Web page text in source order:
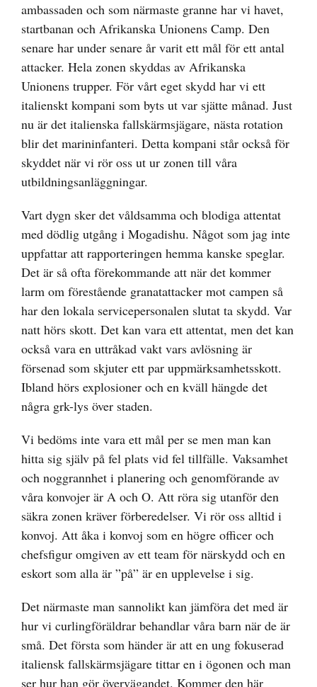
ambassaden och som närmaste granne har vi havet,
startbanan och Afrikanska Unionens Camp. Den
senare har under senare år varit ett mål för ett antal
attacker. Hela zonen skyddas av Afrikanska
Unionens trupper. För vårt eget skydd har vi ett
italienskt kompani som byts ut var sjätte månad. Just
nu är det italienska fallskärmsjägare, nästa rotation
blir det marininfanteri. Detta kompani står också för
skyddet när vi rör oss ut ur zonen till våra
utbildningsanläggningar.
Vart dygn sker det våldsamma och blodiga attentat
med dödlig utgång i Mogadishu. Något som jag inte
uppfattar att rapporteringen hemma kanske speglar.
Det är så ofta förekommande att när det kommer
larm om förestående granatattacker mot campen så
har den lokala servicepersonalen slutat ta skydd. Var
natt hörs skott. Det kan vara ett attentat, men det kan
också vara en uttråkad vakt vars avlösning är
försenad som skjuter ett par uppmärksamhetsskott.
Ibland hörs explosioner och en kväll hängde det
några grk-lys över staden.
Vi bedöms inte vara ett mål per se men man kan
hitta sig själv på fel plats vid fel tillfälle. Vaksamhet
och noggrannhet i planering och genomförande av
våra konvojer är A och O. Att röra sig utanför den
säkra zonen kräver förberedelser. Vi rör oss alltid i
konvoj. Att åka i konvoj som en högre officer och
chefsfigur omgiven av ett team för närskydd och en
eskort som alla är ”på” är en upplevelse i sig.
Det närmaste man sannolikt kan jämföra det med är
hur vi curlingföräldrar behandlar våra barn när de är
små. Det första som händer är att en ung fokuserad
italiensk fallskärmsjägare tittar en i ögonen och man
ser hur han gör övervägandet. Kommer den här